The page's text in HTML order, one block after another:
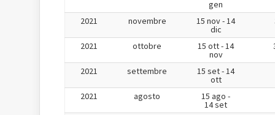
gen
2021 novembre 15 nov - 14
dic
2021 ottobre 15 ott - 14
nov
2021 settembre 15 set - 14
ott
2021 agosto 15 ago -
14 set